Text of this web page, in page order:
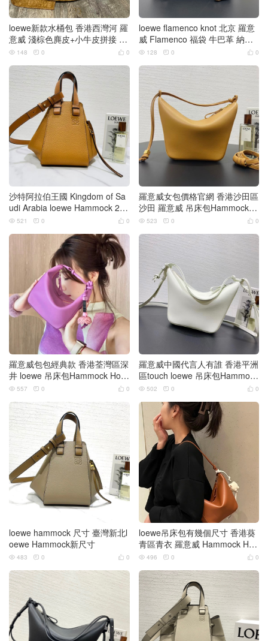
loewe新款水桶包 香港西灣河 羅
意威 淺棕色麂皮+小牛皮拼接 Lo
op水桶包
 0
 148  0
loewe flamenco knot 北京 羅意
威 Flamenco 福袋 牛巴革 納帕
綿羊皮
 0
 128  0
沙特阿拉伯王國 Kingdom of Sa
udi Arabia loewe Hammock 20c
m新尺寸
 0
 521  0
羅意威女包價格官網 香港沙田區
沙田 羅意威 吊床包Hammock H
obo 腋下包
 0
 523  0
羅意威包包經典款 香港荃灣區深
井 loewe 吊床包Hammock Hob
o 腋下包
 0
 557  0
羅意威中國代言人有誰 香港平洲
區touch loewe 吊床包Hammock
Hobo 腋下包
 0
 502  0
loewe hammock 尺寸 臺灣新北l
oewe Hammock新尺寸
 0
 483  0
loewe吊床包有幾個尺寸 香港葵
青區青衣 羅意威 Hammock Hob
o腋下包
 0
 496  0